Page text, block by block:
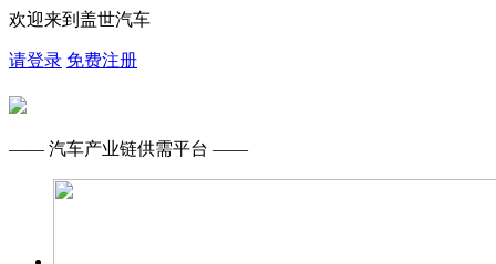
欢迎来到盖世汽车
请登录 免费注册
—— 汽车产业链供需平台 ——